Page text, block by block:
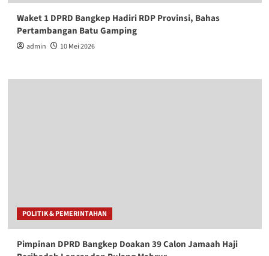
Waket 1 DPRD Bangkep Hadiri RDP Provinsi, Bahas
Pertambangan Batu Gamping
admin 10 Mei 2026
POLITIK & PEMERINTAHAN
Pimpinan DPRD Bangkep Doakan 39 Calon Jamaah Haji